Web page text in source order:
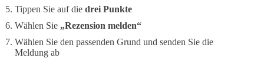
Tippen Sie auf die drei Punkte
Wählen Sie „Rezension melden“
Wählen Sie den passenden Grund und senden Sie die
Meldung ab